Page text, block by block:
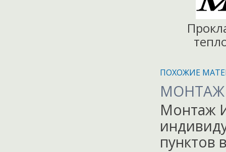
ПОХОЖИЕ
Монтаж
пунктов